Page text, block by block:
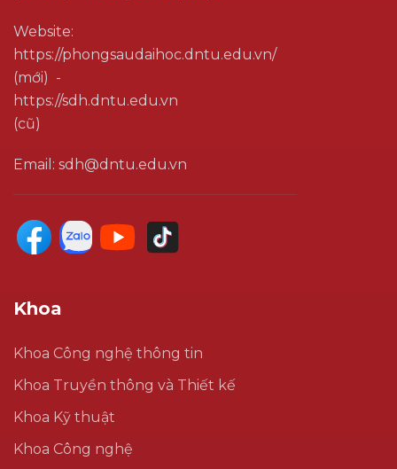
Website:
https://phongsaudaihoc.dntu.edu.vn/
(mới) -
https://sdh.dntu.edu.vn
(cũ)
Email: sdh@dntu.edu.vn
Khoa
Khoa Công nghệ thông tin
Khoa Truyền thông và Thiết kế
Khoa Kỹ thuật
Khoa Công nghệ